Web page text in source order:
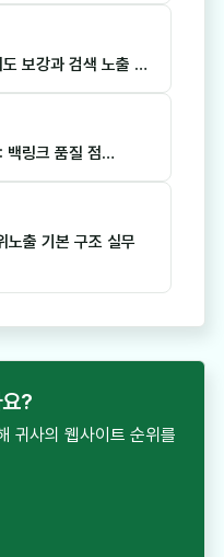
보강과 검색 노출 …
링크 품질 점…
노출 기본 구조 실무
?
귀사의 웹사이트 순위를